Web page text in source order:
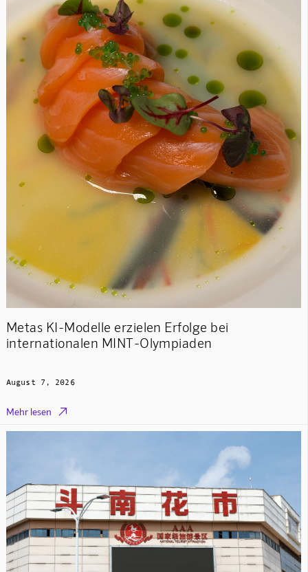
Metas KI-Modelle erzielen Erfolge bei
internationalen MINT-Olympiaden
August 7, 2026
Mehr lesen 